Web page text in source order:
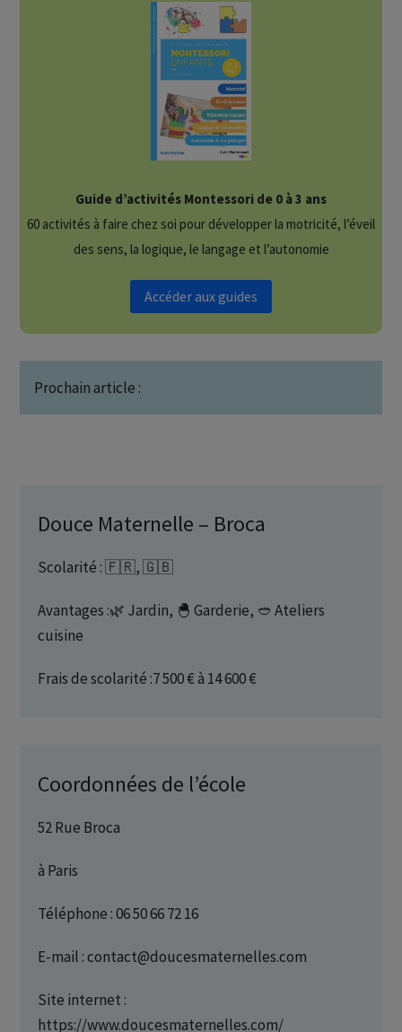
Guide d’activités Montessori de 0 à 3 ans
60 activités à faire chez soi pour développer la motricité, l’éveil
des sens, la logique, le langage et l’autonomie
Accéder aux guides
Prochain article :
Douce Maternelle – Broca
Scolarité : 🇫🇷, 🇬🇧
Avantages :🌿 Jardin, 🐣 Garderie, 🥙 Ateliers
cuisine
Frais de scolarité :7 500 € à 14 600 €
Coordonnées de l’école
52 Rue Broca
à Paris
Téléphone : 06 50 66 72 16
E-mail : contact@doucesmaternelles.com
Site internet :
https://www.doucesmaternelles.com/